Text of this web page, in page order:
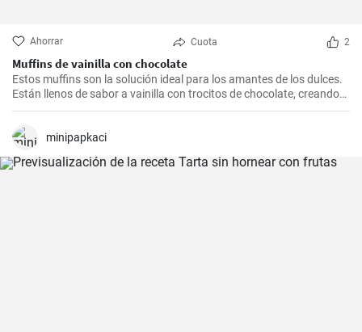
Ahorrar Cuota 2
Muffins de vainilla con chocolate
Estos muffins son la solución ideal para los amantes de los dulces.
Están llenos de sabor a vainilla con trocitos de chocolate, creando
una combinación irresistible.
minipapkaci